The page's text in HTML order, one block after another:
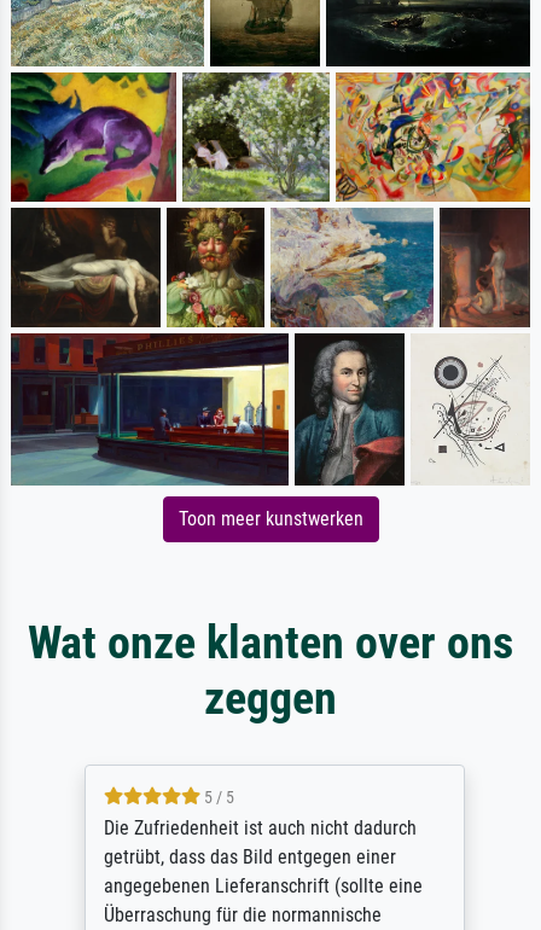
Toon meer kunstwerken
Wat onze klanten over ons
zeggen
5 / 5
Die Zufriedenheit ist auch nicht dadurch
getrübt, dass das Bild entgegen einer
angegebenen Lieferanschrift (sollte eine
Überraschung für die normannische